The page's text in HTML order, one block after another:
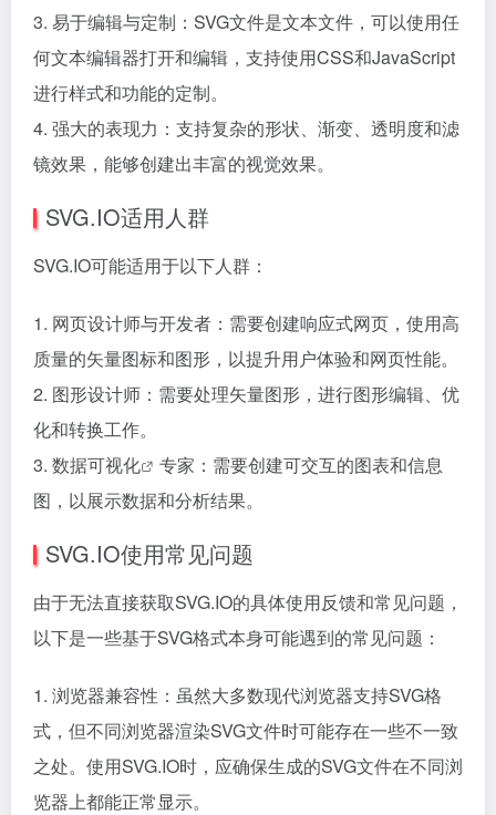
3. 易于编辑与定制：SVG文件是文本文件，可以使用任
何文本编辑器打开和编辑，支持使用CSS和JavaScript
进行样式和功能的定制。
4. 强大的表现力：支持复杂的形状、渐变、透明度和滤
镜效果，能够创建出丰富的视觉效果。
SVG.IO适用人群
SVG.IO可能适用于以下人群：
1. 网页设计师与开发者：需要创建响应式网页，使用高
质量的矢量图标和图形，以提升用户体验和网页性能。
2. 图形设计师：需要处理矢量图形，进行图形编辑、优
化和转换工作。
3. 数据可视化
专家：需要创建可交互的图表和信息
图，以展示数据和分析结果。
SVG.IO使用常见问题
由于无法直接获取SVG.IO的具体使用反馈和常见问题，
以下是一些基于SVG格式本身可能遇到的常见问题：
1. 浏览器兼容性：虽然大多数现代浏览器支持SVG格
式，但不同浏览器渲染SVG文件时可能存在一些不一致
之处。使用SVG.IO时，应确保生成的SVG文件在不同浏
览器上都能正常显示。